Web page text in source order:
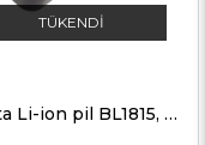
TÜKENDI
Makita Li-ion pil BL1815, BL1830, BL1835, BL1840, BL1850 için uygun şarj cihazı